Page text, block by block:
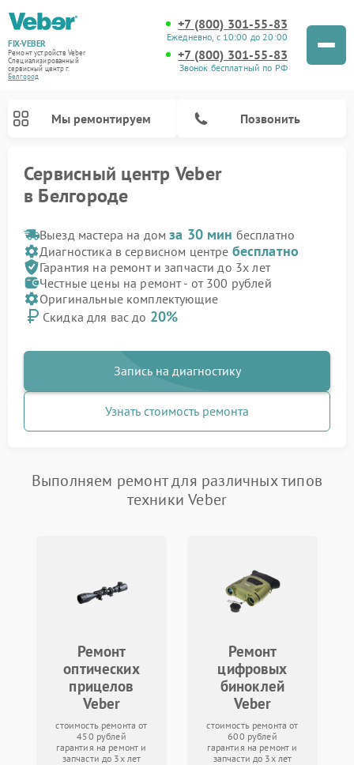
FIX-VEBER
Ремонт устройств Veber
Специализированный
cервисный центр г.
Белгород
+7 (800) 301-55-83
Ежедневно, с 10:00 до 20:00
+7 (800) 301-55-83
Звонок бесплатный по РФ
Мы ремонтируем Позвонить
Сервисный центр Veber
в Белгороде
Выезд мастера на домза 30 мин бесплатно
Диагностика в сервисном центре бесплатно
Гарантия на ремонт и запчасти до 3х лет
Честные цены на ремонт - от 300 рублей
Оригинальные комплектующие
Скидка для вас до 20%
Запись на диагностику
Узнать стоимость ремонта
Выполняем ремонт для различных типов
техники Veber
Ремонт
оптических
прицелов
Veber
стоимость ремонта от
450 рублей
гарантия на ремонт и
запчасти до 3х лет
Ремонт
цифровых
биноклей
Veber
стоимость ремонта от
600 рублей
гарантия на ремонт и
запчасти до 3х лет